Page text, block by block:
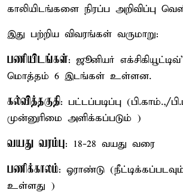
காலியிடங்களை நிரப்ப அறிவிப்பு
இது பற்றிய விவரங்கள் வருமாறு:
பணியிடங்கள்: ஜூனியர் எக்சிகியூட்டிவ்'
மொத்தம் 6 இடங்கள் உள்ளன.
கல்வித்தகுதி: பட்டப்படிப்பு (பி.காம்.,/
முன்னுரிமை அளிக்கப்படும் )
வயது வரம்பு: 18-28 வயது வரை
பணிக்காலம்: ஓராண்டு
உள்ளது )